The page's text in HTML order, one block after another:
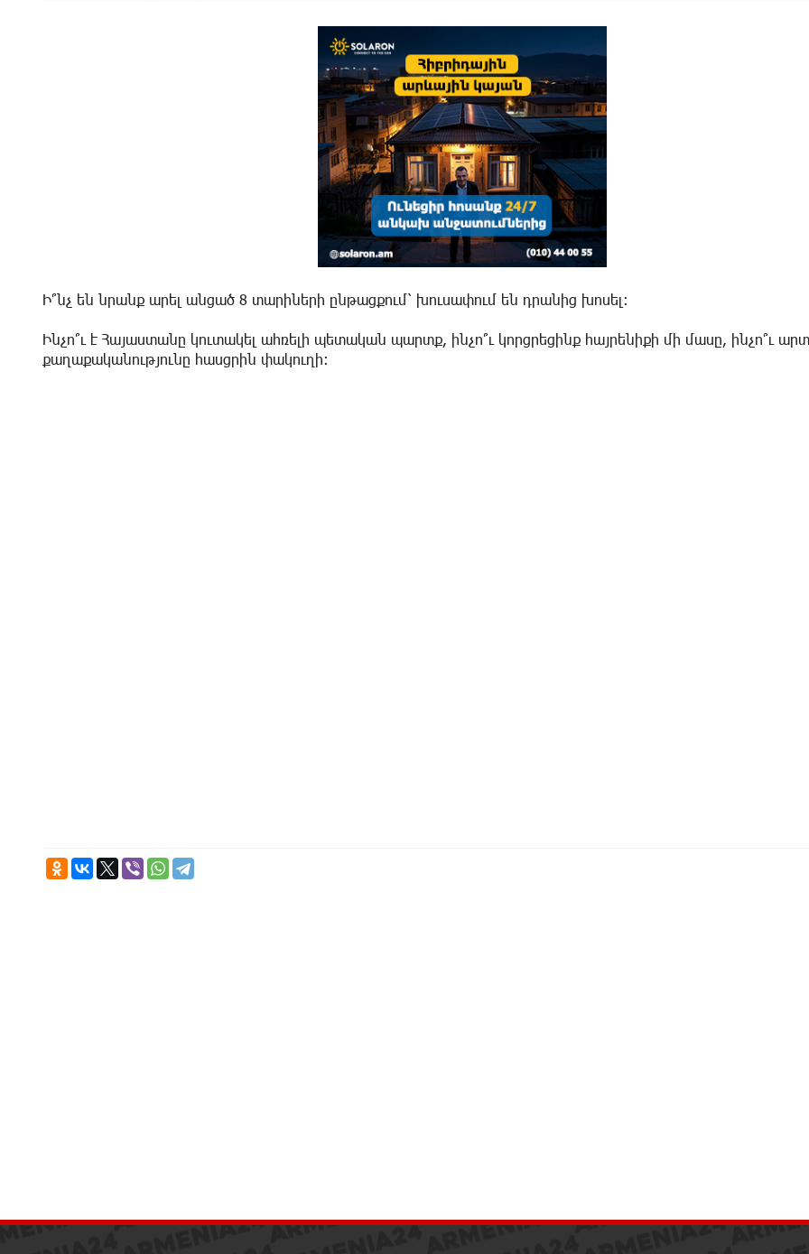
Ի՞նչ են նրանք արել անցած 8 տարիների ընթացքում՝ խուսափում են դրանից խոսել։
Ինչո՞ւ է Հայաստանը կուտակել ահռելի պետական պարտք, ինչո՞ւ կորցրեցինք հայրենիքի մի մասը, ինչո՞ւ
քաղաքականությունը հասցրին փակուղի: